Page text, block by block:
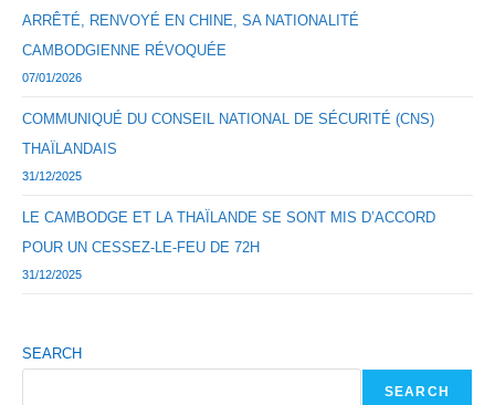
ARRÊTÉ, RENVOYÉ EN CHINE, SA NATIONALITÉ
CAMBODGIENNE RÉVOQUÉE
07/01/2026
COMMUNIQUÉ DU CONSEIL NATIONAL DE SÉCURITÉ (CNS)
THAÏLANDAIS
31/12/2025
LE CAMBODGE ET LA THAÏLANDE SE SONT MIS D’ACCORD
POUR UN CESSEZ-LE-FEU DE 72H
31/12/2025
SEARCH
SEARCH